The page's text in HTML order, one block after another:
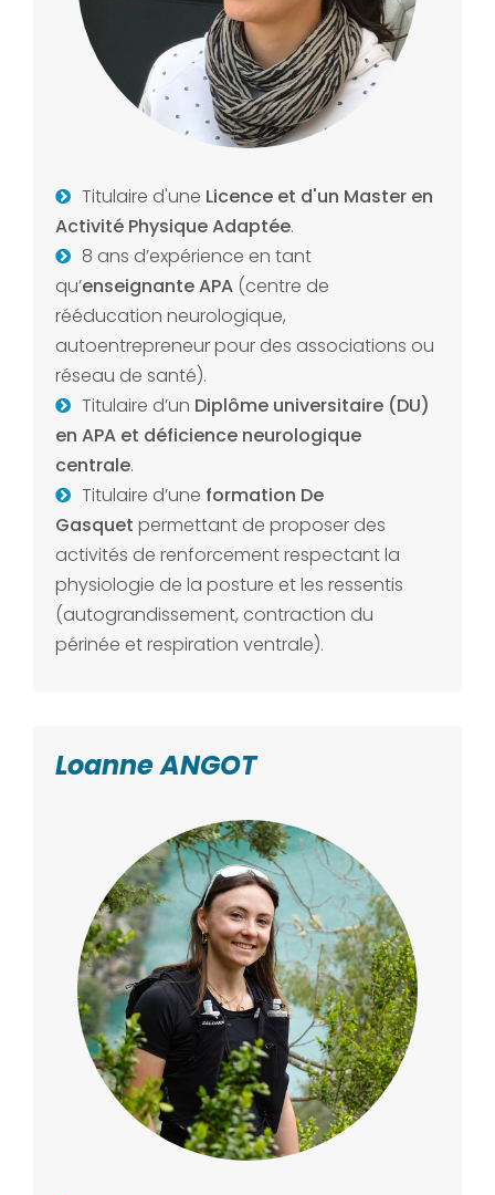
Titulaire d'une Licence et d'un Master en
Activité Physique Adaptée.
8 ans d’expérience en tant
qu’enseignante APA (centre de
rééducation neurologique,
autoentrepreneur pour des associations ou
réseau de santé).
Titulaire d’un Diplôme universitaire (DU)
en APA et déficience neurologique
centrale.
Titulaire d’une formation De
Gasquet permettant de proposer des
activités de renforcement respectant la
physiologie de la posture et les ressentis
(autograndissement, contraction du
périnée et respiration ventrale).
Loanne ANGOT